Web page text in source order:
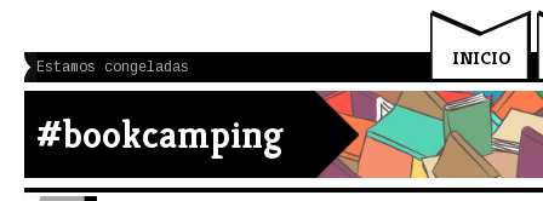
INICIO
Estamos congeladas
#bookcamping